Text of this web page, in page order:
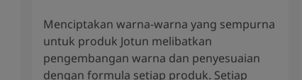
Menciptakan warna-warna yang sempurna
untuk produk Jotun melibatkan
pengembangan warna dan penyesuaian
dengan formula setiap produk. Setiap